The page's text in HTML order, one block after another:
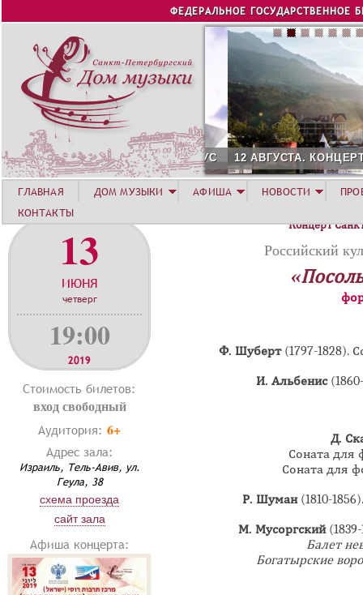
Jump to navigation
ФЕДЕРАЛЬНОЕ ГОСУДАРСТВЕННОЕ
12 АВГУСТА. КОНЦЕРТ
13
ИЮНЯ
четверг
19:00
2019
Стоимость билетов:
вход свободный
Аудитория: 6+
Адрес зала:
Израиль, Тель-Авив, ул.
Геула, 38
схема проезда
сайт зала
Афиша концерта:
Концерт
Российский
Ф. Шуберт (1797-1828).
И. Альбенис
Д.
Соната для
Соната для
Р. Шуман (1810-
М. Мусоргский(1839-
Балет
Богатырские
ГЛАВНАЯ ДОМ МУЗЫКИ АФИША НОВОСТИ
КОНТАКТЫ